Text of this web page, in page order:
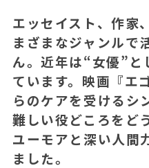
エッセイスト、作家
まざまなジャンルで
ん。近年は“女優”と
ています。映画『エ
らのケアを受けるシ
難しい役どころをど
ユーモアと深い人間
ました。